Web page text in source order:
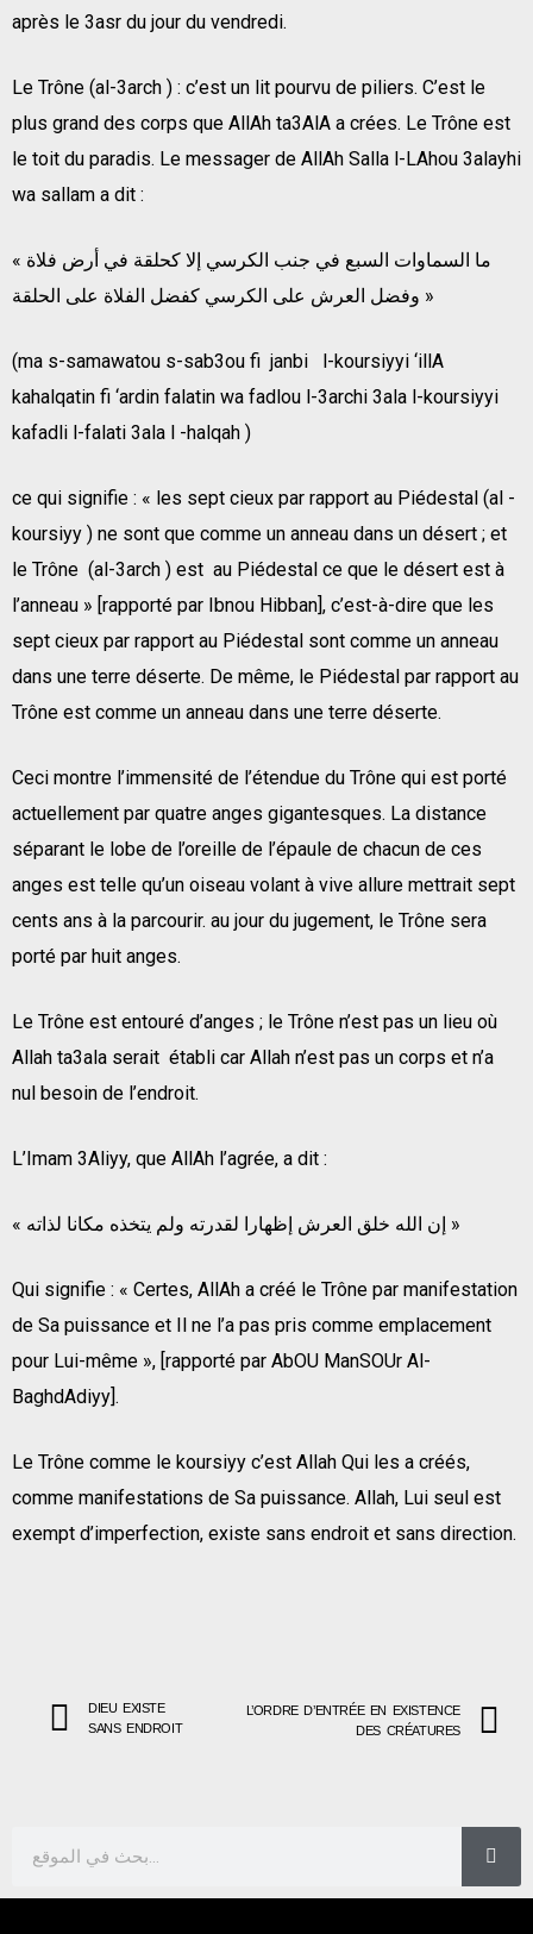
après le 3asr du jour du vendredi.
Le Trône (al-3arch ) : c’est un lit pourvu de piliers. C’est le
plus grand des corps que AllAh ta3AlA a crées. Le Trône est
le toit du paradis. Le messager de AllAh Salla l-LAhou 3alayhi
wa sallam a dit :
« ما السماوات السبع في جنب الكرسي إلا كحلقة في أرض فلاة
وفضل العرش على الكرسي كفضل الفلاة على الحلقة »
(ma s-samawatou s-sab3ou fi janbi l-koursiyyi ‘illA
kahalqatin fi ‘ardin falatin wa fadlou l-3archi 3ala l-koursiyyi
kafadli l-falati 3ala l -halqah )
ce qui signifie : « les sept cieux par rapport au Piédestal (al -
koursiyy ) ne sont que comme un anneau dans un désert ; et
le Trône (al-3arch ) est au Piédestal ce que le désert est à
l’anneau » [rapporté par Ibnou Hibban], c’est-à-dire que les
sept cieux par rapport au Piédestal sont comme un anneau
dans une terre déserte. De même, le Piédestal par rapport au
Trône est comme un anneau dans une terre déserte.
Ceci montre l’immensité de l’étendue du Trône qui est porté
actuellement par quatre anges gigantesques. La distance
séparant le lobe de l’oreille de l’épaule de chacun de ces
anges est telle qu’un oiseau volant à vive allure mettrait sept
cents ans à la parcourir. au jour du jugement, le Trône sera
porté par huit anges.
Le Trône est entouré d’anges ; le Trône n’est pas un lieu où
Allah ta3ala serait établi car Allah n’est pas un corps et n’a
nul besoin de l’endroit.
L’Imam 3Aliyy, que AllAh l’agrée, a dit :
« إن الله خلق العرش إظهارا لقدرته ولم يتخذه مكانا لذاته »
Qui signifie : « Certes, AllAh a créé le Trône par manifestation
de Sa puissance et Il ne l’a pas pris comme emplacement
pour Lui-même », [rapporté par AbOU ManSOUr Al-
BaghdAdiyy].
Le Trône comme le koursiyy c’est Allah Qui les a créés,
comme manifestations de Sa puissance. Allah, Lui seul est
exempt d’imperfection, existe sans endroit et sans direction.
DIEU EXISTE
SANS ENDROIT
L’ORDRE D’ENTRÉE EN EXISTENCE
DES CRÉATURES